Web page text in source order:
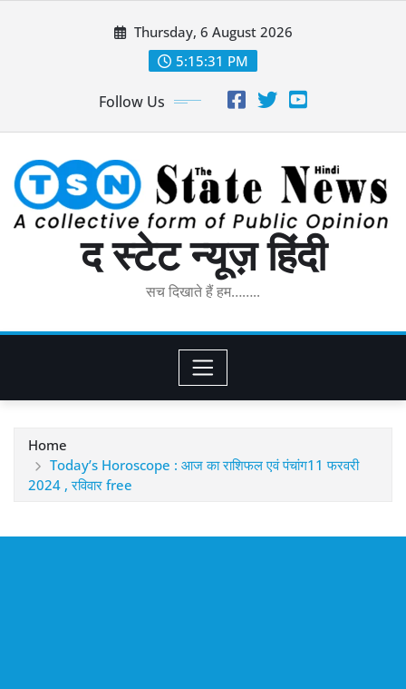
Thursday, 6 August 2026
5:15:32 PM
Follow Us
द स्टेट न्यूज़ हिंदी
सच दिखाते हैं हम……..
Home
Today’s Horoscope : आज का राशिफल एवं पंचांग11 फरवरी
2024 , रविवार free